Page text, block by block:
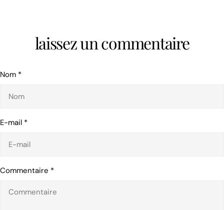
laissez un commentaire
Nom *
E-mail *
Commentaire *